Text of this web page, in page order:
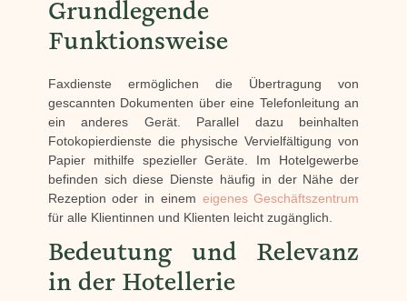
Grundlegende
Funktionsweise
Faxdienste ermöglichen die Übertragung von
gescannten Dokumenten über eine Telefonleitung an
ein anderes Gerät. Parallel dazu beinhalten
Fotokopierdienste die physische Vervielfältigung von
Papier mithilfe spezieller Geräte. Im Hotelgewerbe
befinden sich diese Dienste häufig in der Nähe der
Rezeption oder in einem eigenes Geschäftszentrum
für alle Klientinnen und Klienten leicht zugänglich.
Bedeutung und Relevanz
in der Hotellerie